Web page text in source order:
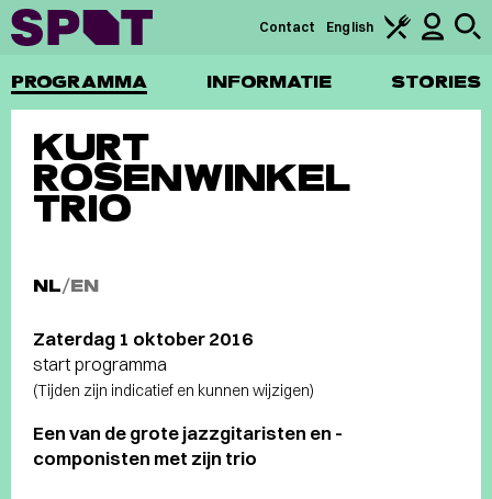
PROGRAMMA INFORMATIE STORIES
Contact English
KURT
ROSENWINKEL
TRIO
NL/EN
Zaterdag 1 oktober 2016
start programma
(Tijden zijn indicatief en kunnen wijzigen)
Een van de grote jazzgitaristen en -
componisten met zijn trio